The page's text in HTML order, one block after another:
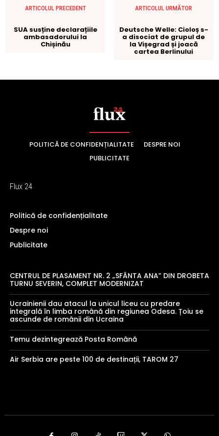
POLITICĂ DE CONFIDENȚIALITATE
DESPRE NOI
PUBLICITATE
Flux 24
Politică de confidențialitate
Despre noi
Publicitate
CENTRUL DE PLASAMENT NR. 2 „SFÂNTA ANA” DIN DROBETA
TURNU SEVERIN, COMPLET MODERNIZAT
Ucrainienii dau atacul la unicul liceu cu predare
integrală în limba română din regiunea Odesa. Țoiu se
ascunde de românii din Ucraina
Temu dezintegrează Posta Română
Air Serbia are peste 100 de destinații, TAROM 27